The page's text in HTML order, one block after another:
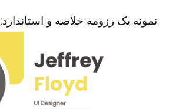
نمونه یک رزومه خلاصه و استاندارد: